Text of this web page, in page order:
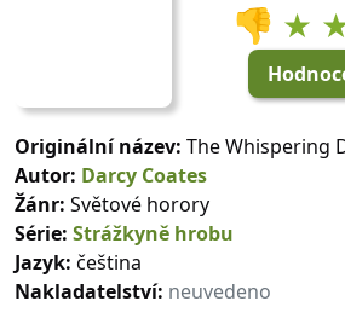
👎 ★
Originální název: The Whispering
Autor: Darcy Coates
Žánr: Světové horory
Série: Strážkyně hrobu
Jazyk: čeština
Nakladatelství: neuvedeno